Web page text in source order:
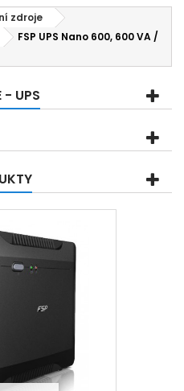
zdroje
FSP UPS Nano 600, 600 VA /
- UPS